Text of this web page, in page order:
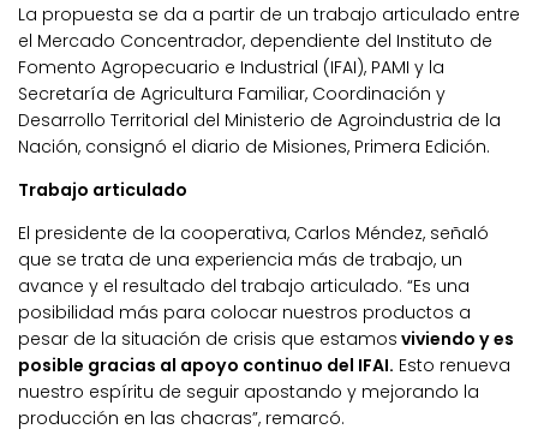
La propuesta se da a partir de un trabajo articulado entre
el Mercado Concentrador, dependiente del Instituto de
Fomento Agropecuario e Industrial (IFAI), PAMI y la
Secretaría de Agricultura Familiar, Coordinación y
Desarrollo Territorial del Ministerio de Agroindustria de la
Nación, consignó el diario de Misiones, Primera Edición.
Trabajo articulado
El presidente de la cooperativa, Carlos Méndez, señaló
que se trata de una experiencia más de trabajo, un
avance y el resultado del trabajo articulado. “Es una
posibilidad más para colocar nuestros productos a
pesar de la situación de crisis que estamos viviendo y es
posible gracias al apoyo continuo del IFAI. Esto renueva
nuestro espíritu de seguir apostando y mejorando la
producción en las chacras”, remarcó.